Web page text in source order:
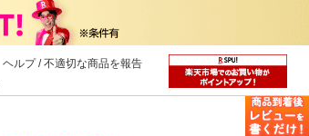
ヘルプ/不適切な商品を報告